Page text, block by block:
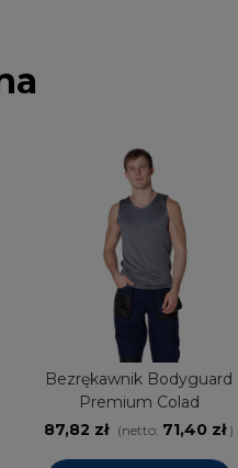
Bezrękawnik Bodyguard
Premium Colad
87,82 zł (netto: 71,40 zł)